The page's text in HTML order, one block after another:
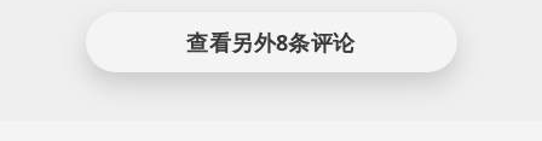
查看另外8条评论